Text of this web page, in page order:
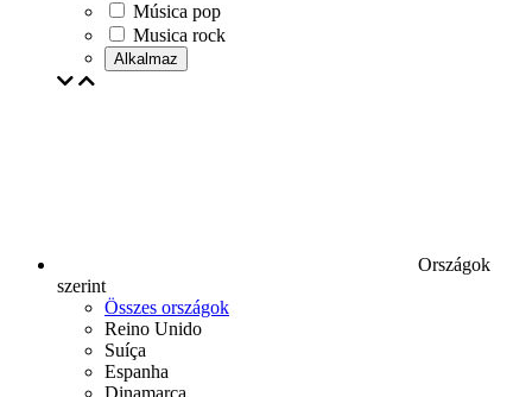
Música pop
Musica rock
Alkalmaz
Országok
szerint
Összes országok
Reino Unido
Suíça
Espanha
Dinamarca